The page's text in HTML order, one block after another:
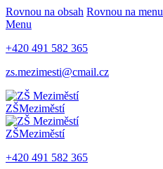
Rovnou na obsah Rovnou na menu
Menu
+420 491 582 365
zs.mezimesti@cmail.cz
ZŠMeziměstí
ZŠMeziměstí
+420 491 582 365